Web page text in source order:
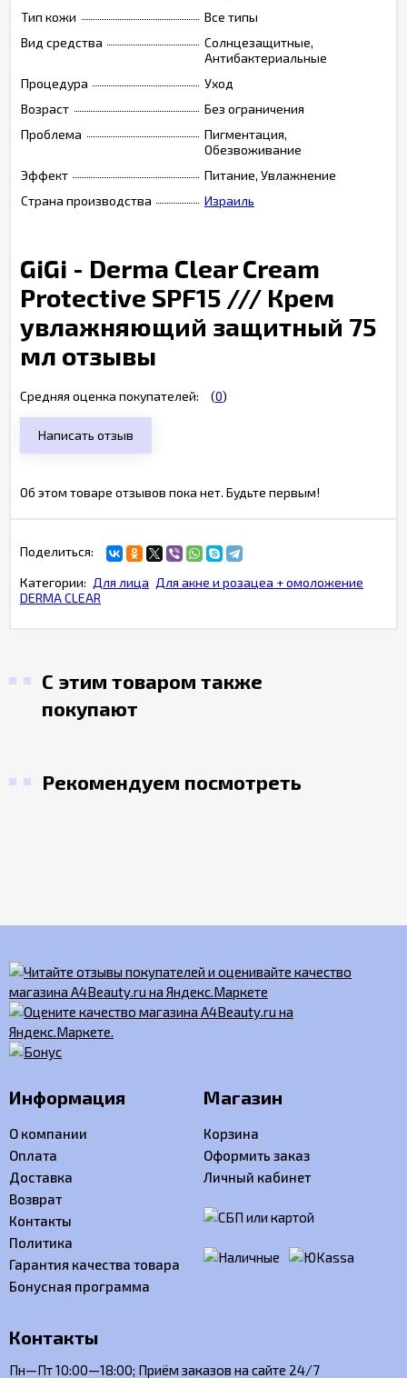
Тип кожи
Все типы
Вид средства
Солнцезащитные,
Антибактериальные
Процедура
Уход
Возраст
Без ограничения
Проблема
Пигментация,
Обезвоживание
Эффект
Питание, Увлажнение
Страна производства
Израиль
GiGi - Derma Clear Cream
Protective SPF15 /// Крем
увлажняющий защитный 75
мл отзывы
Средняя оценка покупателей: (0)
Написать отзыв
Об этом товаре отзывов пока нет. Будьте первым!
Поделиться:
Категории: Для лица Для акне и розацеа + омоложение
DERMA CLEAR
С этим товаром также
покупают
Рекомендуем посмотреть
Информация
О компании
Оплата
Доставка
Возврат
Контакты
Политика
Гарантия качества товара
Бонусная программа
Магазин
Корзина
Оформить заказ
Личный кабинет
Контакты
Пн—Пт 10:00—18:00; Приём заказов на сайте 24/7